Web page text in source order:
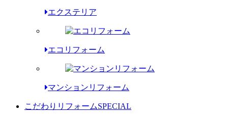
エクステリア
エコリフォーム
マンションリフォーム
こだわりリフォームSPECIAL